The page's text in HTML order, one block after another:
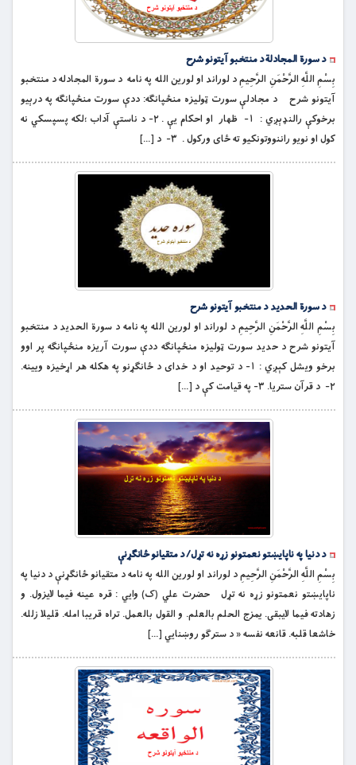
د سورة المجادلة د منتخبو آیتونو شرح
بِسْمِ اللَّهِ الرَّحْمَنِ الرَّحِيمِ د لوراند او لورين الله په نامه د سورة المجادله د منتخبو
آیتونو شرح د مجادلې سورت ټوليزه منځپانګه: ددې سورت منځپانګه په درېيو
برخوکې رالنډېږي : ١- ظهار او احکام يې . ٢- د ناستې آداب ؛لکه پسپسکي نه
کول او نويو راننووتونکیو ته ځاى ورکول . ٣- د […]
د سورة الحدید د منتخبو آیتونو شرح
بِسْمِ اللَّهِ الرَّحْمَنِ الرَّحِيمِ د لوراند او لورين الله ‏په نامه د سورة الحديد د منتخبو
آیتونو شرح د حديد سورت ټوليزه منځپانګه ددې سورت آريزه منځپانګه پر اوو
برخو ويشل کېږي : ١- د توحيد او د خداى د ځانګړنو په هکله هر اړخيزه ويينه.
٢- د قرآن ستریا. ٣- په قيامت کې د […]
د دنیا په ناپايښتو نعمتونو زړه نه تړل/ د متقیانو ځانګړنې
بِسْمِ اللَّهِ الرَّحْمَنِ الرَّحِيمِ د لوراند او لورین الله په نامه د متقیانو ځانګړنې د دنیا په
ناپايښتو نعمتونو زړه نه تړل حضرت علي (ک) وايي : قره عينه فيما لايزول. و
زهادته فيما لايبقى. يمزج الحلم بالعلم. و القول بالعمل. تراه قريبا امله. قليلا زلله.
خاشعا قلبه. قانعه نفسه « د سترګو روښنایي […]